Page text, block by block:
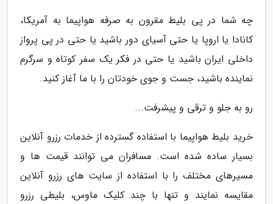
چه شما در پی بلیط مقرون به صرفه هواپیما به آمریکا،
کانادا یا اروپا یا حتی آسیای دور باشید یا حتی در پی پرواز
داخلی ایران باشید یا حتی در فکر یک سفر کوتاه و سرگرم
نماینده باشید، جست و جوی خودتان را با ما آغاز کنید.
رو به جلو و ترقی و پیشرفت...
خرید بلیط هواپیما با استفاده گسترده از خدمات رزرو آنلاین
بسیار ساده شده است. مسافران می توانند قیمت ها و
مسیرهای مختلف را با استفاده از سایت های رزرو آنلاین
مقایسه نمایند و تنها با چند کلیک ماوس، بلیطی رزرو